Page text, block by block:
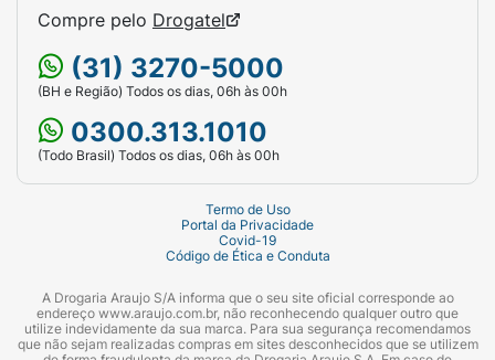
Compre pelo Drogatel
(31) 3270-5000
(BH e Região) Todos os dias, 06h às 00h
0300.313.1010
(Todo Brasil) Todos os dias, 06h às 00h
Termo de Uso
Portal da Privacidade
Covid-19
Código de Ética e Conduta
A Drogaria Araujo S/A informa que o seu site oficial corresponde ao
endereço www.araujo.com.br, não reconhecendo qualquer outro que
utilize indevidamente da sua marca. Para sua segurança recomendamos
que não sejam realizadas compras em sites desconhecidos que se utilizem